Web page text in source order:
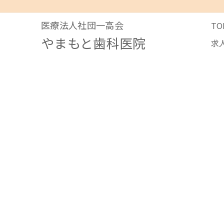
医療法人社団一高会
やまもと歯科医院
求